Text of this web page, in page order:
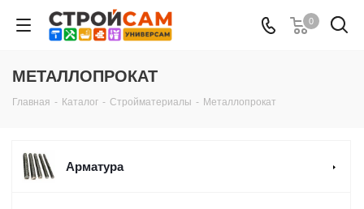
0
МЕТАЛЛОПРОКАТ
Главная - Каталог - Стройматериалы - Металлопрокат
Арматура